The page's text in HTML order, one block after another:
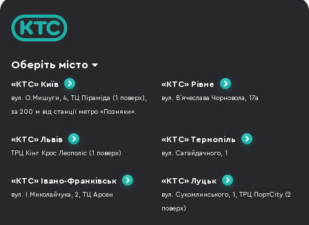
Оберіть місто
«КТС» Київ
вул. О.Мишуги, 4, ТЦ Піраміда (1 поверх),
за 200 м від станції метро «Позняки».
«КТС» Рівне
вул. В`ячеслава Чорновола, 17а
«КТС» Львів
ТРЦ Кінг Крос Леополіс (1 поверх)
«КТС» Тернопіль
вул. Сагайдачного, 1
«КТС» Івано-Франківськ
вул. І.Миколайчука, 2, ТЦ Арсен
«КТС» Луцьк
вул. Сухомлинського, 1, ТРЦ ПортCity (2
поверх)